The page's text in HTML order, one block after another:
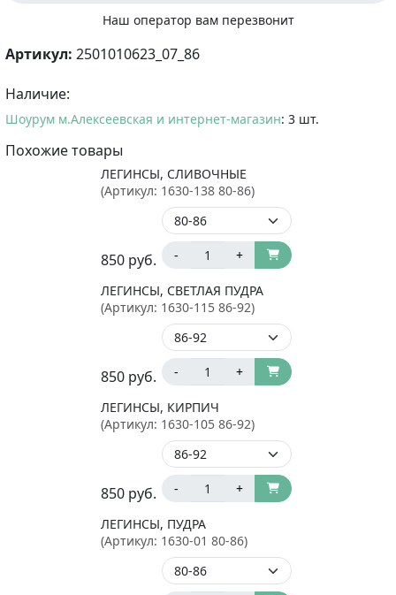
Наш оператор вам перезвонит
Артикул: 2501010623_07_86
Наличие:
Шоурум м.Алексеевская и интернет-магазин: 3 шт.
Похожие товары
ЛЕГИНСЫ, СЛИВОЧНЫЕ
(Артикул: 1630-138 80-86)
850 руб. - +
ЛЕГИНСЫ, СВЕТЛАЯ ПУДРА
(Артикул: 1630-115 86-92)
850 руб. - +
ЛЕГИНСЫ, КИРПИЧ
(Артикул: 1630-105 86-92)
850 руб. - +
ЛЕГИНСЫ, ПУДРА
(Артикул: 1630-01 80-86)